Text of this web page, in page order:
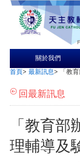
關於我們
首頁> 最新訊息> 「教
回最新訊息
「教育
理輔導及